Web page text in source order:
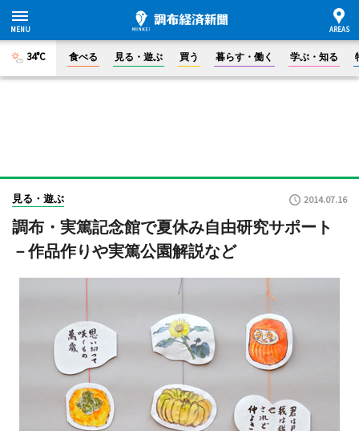
34°C 食べる 見る・遊ぶ 買う 暮らす・働く 学ぶ・知る
見る・遊ぶ 2014.07.16
調布・実篤記念館で夏休み自由研究サポート
－作品作りや実篤公園解説など